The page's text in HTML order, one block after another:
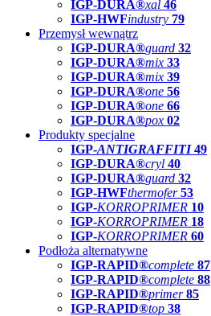
IGP-DURA®xal 46
IGP-HWFindustry 79
Przemysł wewnątrz
IGP-DURA®guard 32
IGP-DURA®mix 33
IGP-DURA®mix 39
IGP-DURA®one 56
IGP-DURA®one 66
IGP-DURA®pox 02
Produkty specjalne
IGP-ANTIGRAFFITI49
IGP-DURA®cryl 40
IGP-DURA®guard 32
IGP-HWFthermofer 53
IGP-KORROPRIMER 10
IGP-KORROPRIMER 18
IGP-KORROPRIMER 60
Podłoża alternatywne
IGP-RAPID®complete 87
IGP-RAPID®complete 88
IGP-RAPID®primer 85
IGP-RAPID®top 38